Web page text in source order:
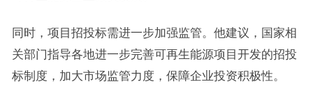
同时，项目招投标需进一步加强监管。他建议，国家相
关部门指导各地进一步完善可再生能源项目开发的招投
标制度，加大市场监管力度，保障企业投资积极性。